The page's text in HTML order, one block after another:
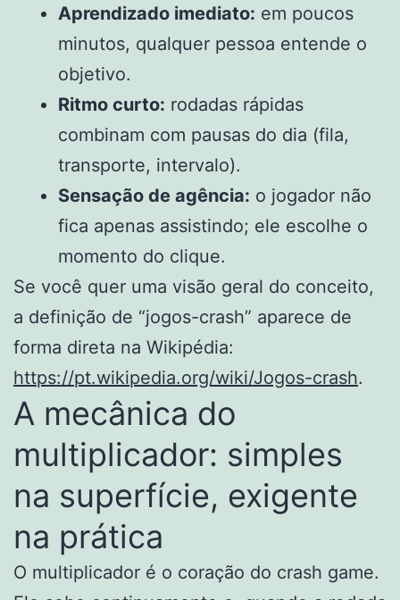
Aprendizado imediato: em poucos
minutos, qualquer pessoa entende o
objetivo.
Ritmo curto: rodadas rápidas
combinam com pausas do dia (fila,
transporte, intervalo).
Sensação de agência: o jogador não
fica apenas assistindo; ele escolhe o
momento do clique.
Se você quer uma visão geral do conceito,
a definição de “jogos-crash” aparece de
forma direta na Wikipédia:
https://pt.wikipedia.org/wiki/Jogos-crash.
A mecânica do
multiplicador: simples
na superfície, exigente
na prática
O multiplicador é o coração do crash game.